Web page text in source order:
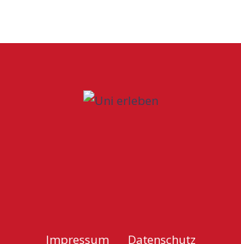
Impressum Datenschutz